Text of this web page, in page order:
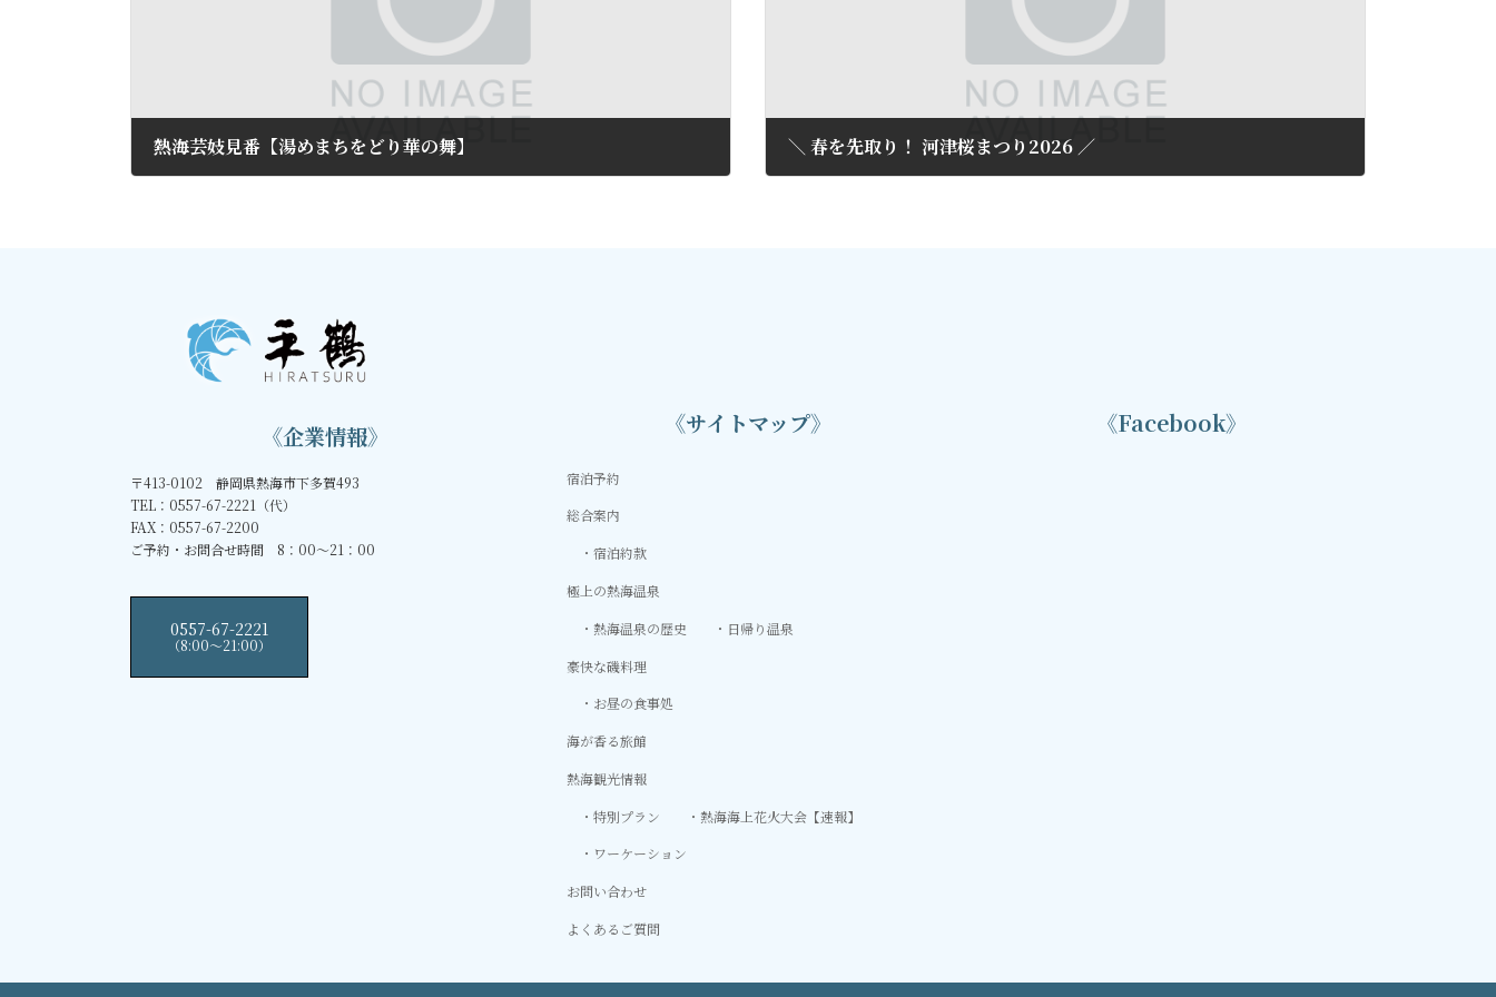
熱海芸妓見番【湯めまちをどり華の舞】 ＼ 春を先取り！ 河津桜まつり2026 ／
《企業情報》
〒413-0102 静岡県熱海市下多賀493
TEL：0557-67-2221（代）
FAX：0557-67-2200
ご予約・お問合せ時間 8：00～21：00
0557-67-2221
（8:00〜21:00）
《サイトマップ》
宿泊予約
総合案内
宿泊約款
極上の熱海温泉
熱海温泉の歴史
日帰り温泉
豪快な磯料理
お昼の食事処
海が香る旅館
熱海観光情報
特別プラン
熱海海上花火大会【速報】
ワーケーション
お問い合わせ
よくあるご質問
《Facebook》